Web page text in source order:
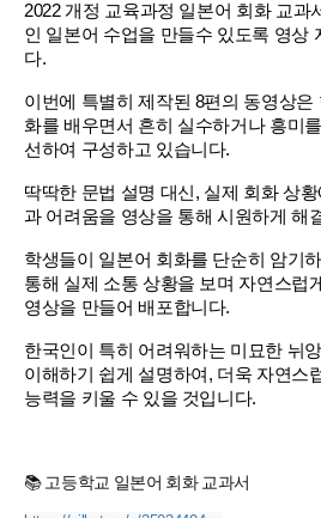
2022 개정 교육과정 일본어 회화 교과
인 일본어 수업을 만들수 있도록 영상
다.
이번에 특별히 제작된 8편의 동영상은
화를 배우면서 흔히 실수하거나 흥미
선하여 구성하고 있습니다.
딱딱한 문법 설명 대신, 실제 회화 상
과 어려움을 영상을 통해 시원하게 해
학생들이 일본어 회화를 단순히 암기
통해 실제 소통 상황을 보며 자연스럽
영상을 만들어 배포합니다.
한국인이 특히 어려워하는 미묘한 뉘
이해하기 쉽게 설명하여, 더욱 자연스
능력을 키울 수 있을 것입니다.
📚 고등학교 일본어 회화 교과서